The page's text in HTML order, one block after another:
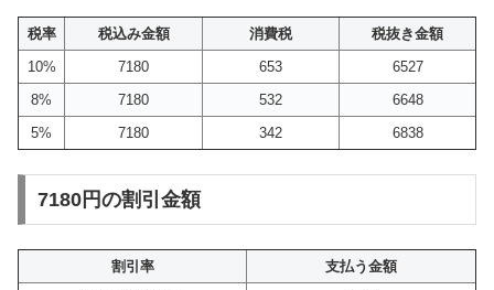
税率 税込み金額 消費税
税抜き金額
10%
7180 653
6527
8%
7180 532
6648
5%
7180 342 6838
7180円の割引金額
割引率
支払う金額